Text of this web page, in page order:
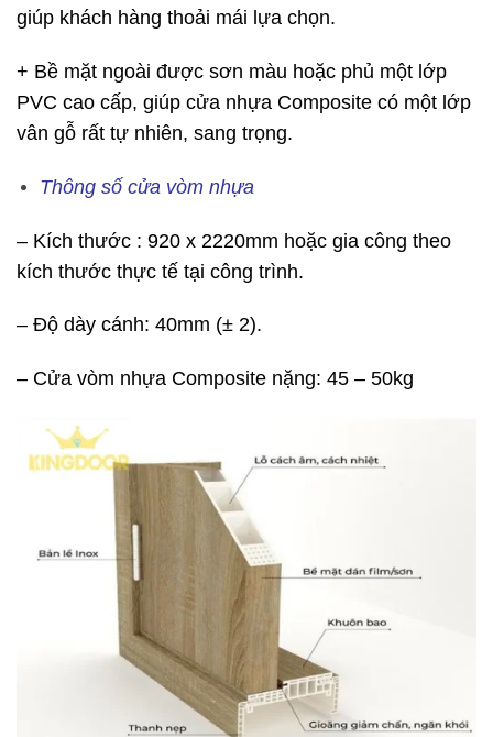
giúp khách hàng thoải mái lựa chọn.
+ Bề mặt ngoài được sơn màu hoặc phủ một lớp
PVC cao cấp, giúp cửa nhựa Composite có một lớp
vân gỗ rất tự nhiên, sang trọng.
Thông số cửa vòm nhựa
– Kích thước : 920 x 2220mm hoặc gia công theo
kích thước thực tế tại công trình.
– Độ dày cánh: 40mm (± 2).
– Cửa vòm nhựa Composite nặng: 45 – 50kg